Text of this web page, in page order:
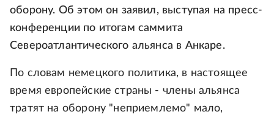
оборону. Об этом он заявил, выступая на пресс-
конференции по итогам саммита
Североатлантического альянса в Анкаре.
По словам немецкого политика, в настоящее
время европейские страны - члены альянса
тратят на оборону "неприемлемо" мало,